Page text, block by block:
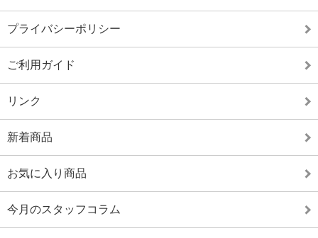
プライバシーポリシー
ご利用ガイド
リンク
新着商品
お気に入り商品
今月のスタッフコラム